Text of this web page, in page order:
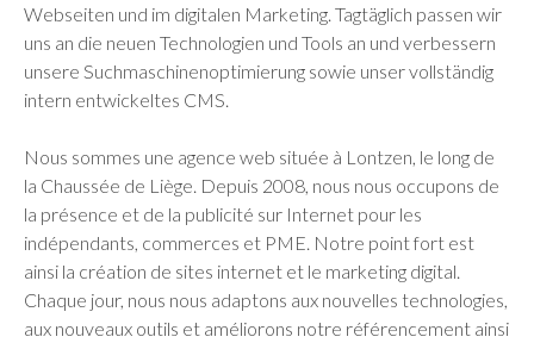
Webseiten und im digitalen Marketing. Tagtäglich passen wir
uns an die neuen Technologien und Tools an und verbessern
unsere Suchmaschinenoptimierung sowie unser vollständig
intern entwickeltes CMS.
Nous sommes une agence web située à Lontzen, le long de
la Chaussée de Liège. Depuis 2008, nous nous occupons de
la présence et de la publicité sur Internet pour les
indépendants, commerces et PME. Notre point fort est
ainsi la création de sites internet et le marketing digital.
Chaque jour, nous nous adaptons aux nouvelles technologies,
aux nouveaux outils et améliorons notre référencement ainsi